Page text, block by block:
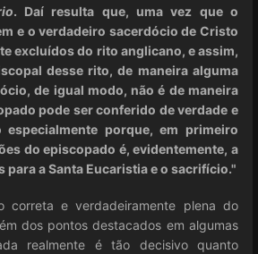
. Daí resulta que, uma vez que o
e o verdadeiro sacerdócio de Cristo
excluídos do rito anglicano, e assim,
desse rito, de maneira alguma
de igual modo, não é de maneira
pode ser conferido de verdade e
porque, em primeiro
do episcopado é, evidentemente, a
a Santa Eucaristia e o sacrifício."
correta e verdadeiramente plena do
dos pontos destacados em algumas
realmente é tão decisivo quanto